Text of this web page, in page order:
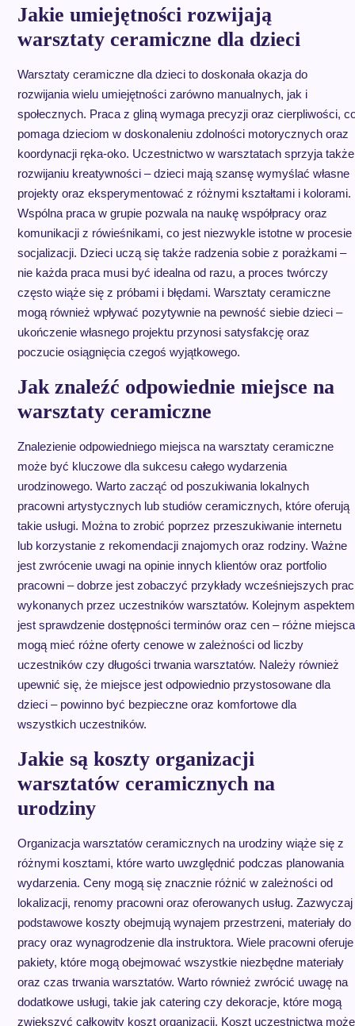
Jakie umiejętności rozwijają
warsztaty ceramiczne dla dzieci
Warsztaty ceramiczne dla dzieci to doskonała okazja do
rozwijania wielu umiejętności zarówno manualnych, jak i
społecznych. Praca z gliną wymaga precyzji oraz cierpliwości,
pomaga dzieciom w doskonaleniu zdolności motorycznych oraz
koordynacji ręka-oko. Uczestnictwo w warsztatach sprzyja także
rozwijaniu kreatywności – dzieci mają szansę wymyślać własne
projekty oraz eksperymentować z różnymi kształtami i kolorami.
Wspólna praca w grupie pozwala na naukę współpracy oraz
komunikacji z rówieśnikami, co jest niezwykle istotne w procesie
socjalizacji. Dzieci uczą się także radzenia sobie z porażkami –
nie każda praca musi być idealna od razu, a proces twórczy
często wiąże się z próbami i błędami. Warsztaty ceramiczne
mogą również wpływać pozytywnie na pewność siebie dzieci –
ukończenie własnego projektu przynosi satysfakcję oraz
poczucie osiągnięcia czegoś wyjątkowego.
Jak znaleźć odpowiednie miejsce na
warsztaty ceramiczne
Znalezienie odpowiedniego miejsca na warsztaty ceramiczne
może być kluczowe dla sukcesu całego wydarzenia
urodzinowego. Warto zacząć od poszukiwania lokalnych
pracowni artystycznych lub studiów ceramicznych, które oferują
takie usługi. Można to zrobić poprzez przeszukiwanie internetu
lub korzystanie z rekomendacji znajomych oraz rodziny. Ważne
jest zwrócenie uwagi na opinie innych klientów oraz portfolio
pracowni – dobrze jest zobaczyć przykłady wcześniejszych prac
wykonanych przez uczestników warsztatów. Kolejnym aspektem
jest sprawdzenie dostępności terminów oraz cen – różne miejsca
mogą mieć różne oferty cenowe w zależności od liczby
uczestników czy długości trwania warsztatów. Należy również
upewnić się, że miejsce jest odpowiednio przystosowane dla
dzieci – powinno być bezpieczne oraz komfortowe dla
wszystkich uczestników.
Jakie są koszty organizacji
warsztatów ceramicznych na
urodziny
Organizacja warsztatów ceramicznych na urodziny wiąże się z
różnymi kosztami, które warto uwzględnić podczas planowania
wydarzenia. Ceny mogą się znacznie różnić w zależności od
lokalizacji, renomy pracowni oraz oferowanych usług. Zazwyczaj
podstawowe koszty obejmują wynajem przestrzeni, materiały do
pracy oraz wynagrodzenie dla instruktora. Wiele pracowni oferuje
pakiety, które mogą obejmować wszystkie niezbędne materiały
oraz czas trwania warsztatów. Warto również zwrócić uwagę na
dodatkowe usługi, takie jak catering czy dekoracje, które mogą
zwiększyć całkowity koszt organizacji. Koszt uczestnictwa może